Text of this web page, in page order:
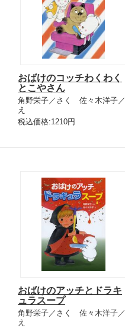
おばけのコッチわくわく
とこやさん
角野栄子／さく 佐々木洋子／
え
税込価格:1210円
おばけのアッチとドラキ
ュラスープ
角野栄子／さく 佐々木洋子／
え